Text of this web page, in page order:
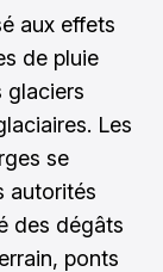
aux effets
de pluie
glaciers
Les
se
autorités
des dégâts
ponts